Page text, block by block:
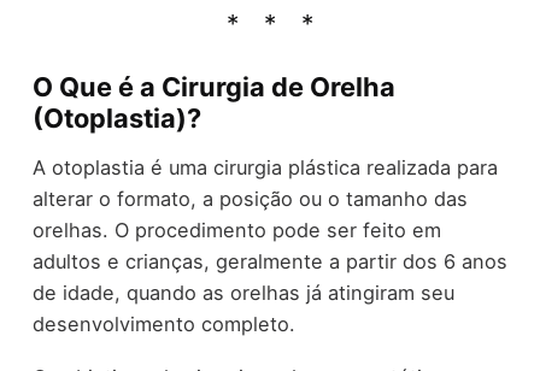
O Que é a Cirurgia de Orelha
(Otoplastia)?
A otoplastia é uma cirurgia plástica realizada para
alterar o formato, a posição ou o tamanho das
orelhas. O procedimento pode ser feito em
adultos e crianças, geralmente a partir dos 6 anos
de idade, quando as orelhas já atingiram seu
desenvolvimento completo.